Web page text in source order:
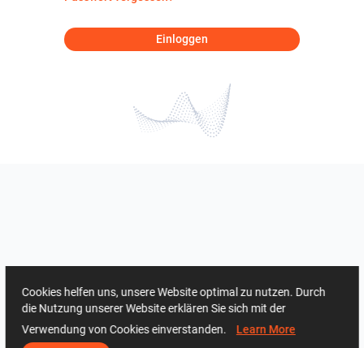
Einloggen
Cookies helfen uns, unsere Website optimal zu nutzen. Durch
die Nutzung unserer Website erklären Sie sich mit der
Verwendung von Cookies einverstanden. Learn More